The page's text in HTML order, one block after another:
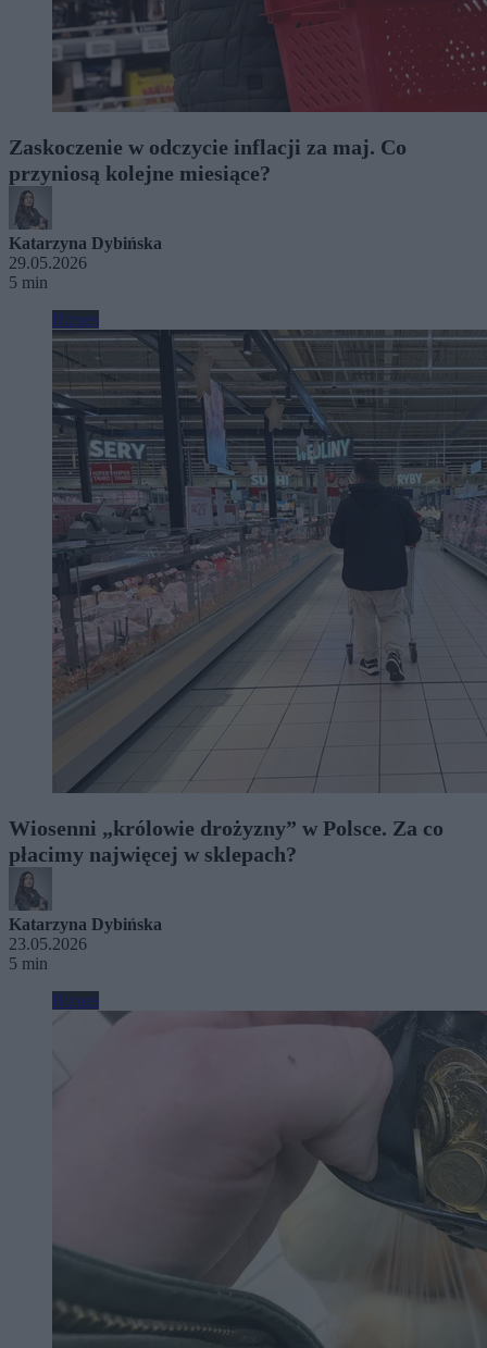
Zaskoczenie w odczycie inflacji za maj. Co
przyniosą kolejne miesiące?
Katarzyna Dybińska
29.05.2026
5 min
Biznes
Wiosenni „królowie drożyzny” w Polsce. Za co
płacimy najwięcej w sklepach?
Katarzyna Dybińska
23.05.2026
5 min
Biznes